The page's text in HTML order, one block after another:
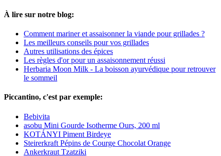
À lire sur notre blog:
Comment mariner et assaisonner la viande pour grillades ?
Les meilleurs conseils pour vos grillades
Autres utilisations des épices
Les règles d'or pour un assaisonnement réussi
Herbaria Moon Milk - La boisson ayurvédique pour retrouver
le sommeil
Piccantino, c'est par exemple:
Bebivita
asobu Mini Gourde Isotherme Ours, 200 ml
KOTÁNYI Piment Birdeye
Steirerkraft Pépins de Courge Chocolat Orange
Ankerkraut Tzatziki